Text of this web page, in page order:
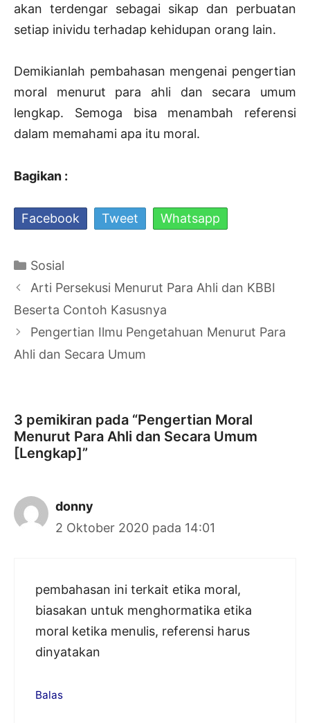
akan terdengar sebagai sikap dan perbuatan
setiap inividu terhadap kehidupan orang lain.
Demikianlah pembahasan mengenai pengertian
moral menurut para ahli dan secara umum
lengkap. Semoga bisa menambah referensi
dalam memahami apa itu moral.
Bagikan :
Facebook Tweet Whatsapp
Kategori
Sosial
Navigasi
Tulisan
Arti Persekusi Menurut Para Ahli dan KBBI
Beserta Contoh Kasusnya
Pengertian Ilmu Pengetahuan Menurut Para
Ahli dan Secara Umum
3 pemikiran pada “Pengertian Moral
Menurut Para Ahli dan Secara Umum
[Lengkap]”
donny
2 Oktober 2020 pada 14:01
pembahasan ini terkait etika moral,
biasakan untuk menghormatika etika
moral ketika menulis, referensi harus
dinyatakan
Balas